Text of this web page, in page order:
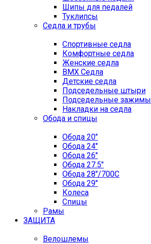
Шипы для педалей
Туклипсы
Седла и трубы
Спортивные седла
Комфортные седла
Женские седла
BMX Седла
Детские седла
Подседельные штыри
Подседельные зажимы
Накладки на седла
Обода и спицы
Обода 20"
Обода 24"
Обода 26"
Обода 27.5"
Обода 28"/700C
Обода 29"
Колеса
Спицы
Рамы
ЗАЩИТА
Велошлемы